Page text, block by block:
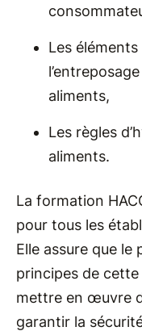
Les
aliments,
Les règles
aliments.
La formation
pour tous les
Elle assure que le
principes de
mettre en œuvre
garantir la